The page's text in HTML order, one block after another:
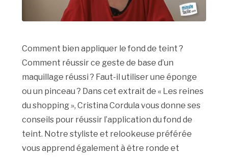
Comment bien appliquer le fond de teint ?
Comment réussir ce geste de base d’un
maquillage réussi ? Faut-il utiliser une éponge
ou un pinceau ? Dans cet extrait de « Les reines
du shopping », Cristina Cordula vous donne ses
conseils pour réussir l’application du fond de
teint. Notre styliste et relookeuse préférée
vous apprend également à être ronde et